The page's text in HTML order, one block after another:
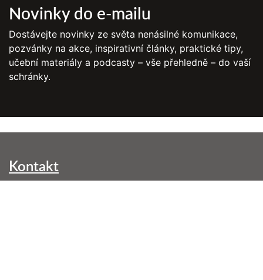
Novinky do e-mailu
Dostávejte novinky ze světa nenásilné komunikace,
pozvánky na akce, inspirativní články, praktické tipy,
učební materiály a podcasty – vše přehledně – do vaší
schránky.
Kontakt
NVC Brno, z. s.